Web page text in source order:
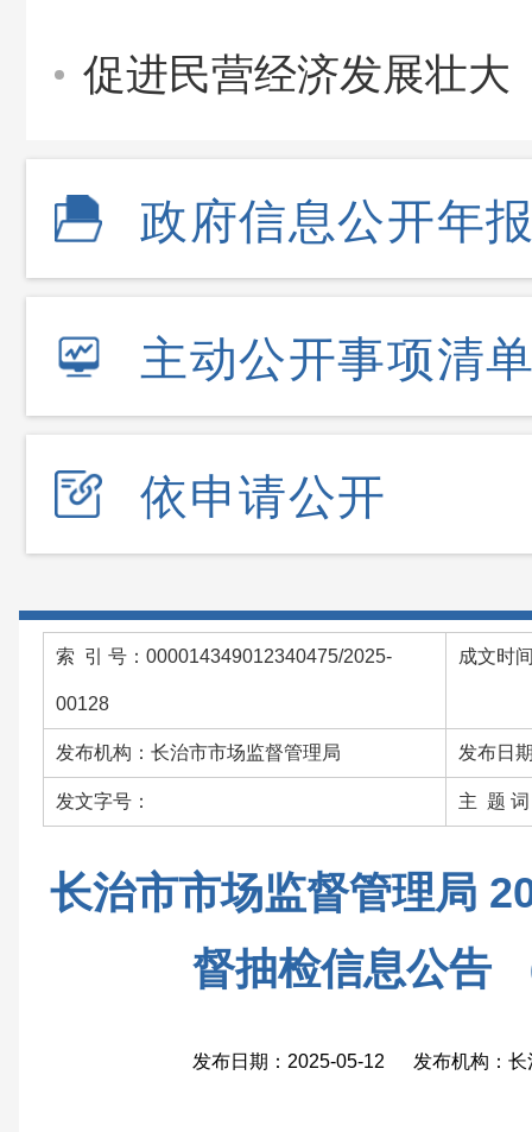
促进民营经济发展壮大
政府信息公开年
主动公开事项清
依申请公开
索 引 号：000014349012340475/2025-
00128
成文时
发布机构：长治市市场监督管理局 发布日
发文字号： 主 题 词
长治市市场监督管理局
督抽检信息公告
发布日期：2025-05-12 发布机构：长